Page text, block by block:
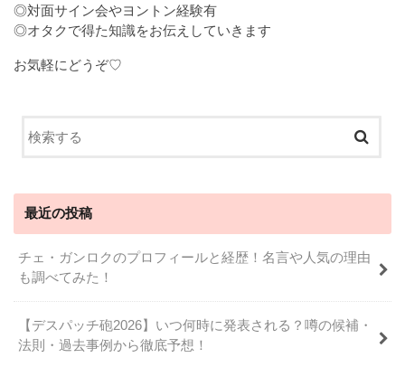
◎対面サイン会やヨントン経験有
◎オタクで得た知識をお伝えしていきます
お気軽にどうぞ♡
最近の投稿
チェ・ガンロクのプロフィールと経歴！名言や人気の理由
も調べてみた！
【デスパッチ砲2026】いつ何時に発表される？噂の候補・
法則・過去事例から徹底予想！